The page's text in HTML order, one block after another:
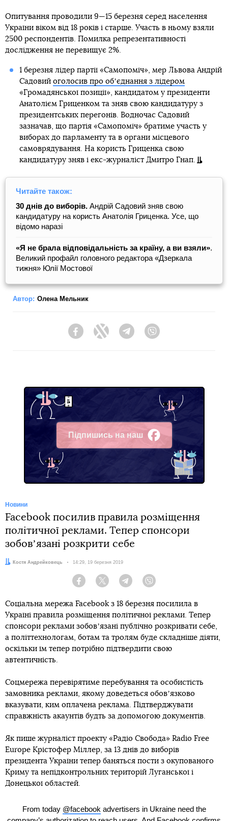
Опитування проводили 9—15 березня серед населення
України віком від 18 років і старше. Участь в ньому взяли
2500 респондентів. Помилка репрезентативності
дослідження не перевищує 2%.
1 березня лідер партії «Самопоміч», мер Львова Андрій
Садовий оголосив про обʼєднання з лідером
«Громадянської позиції», кандидатом у президенти
Анатолієм Гриценком та зняв свою кандидатуру з
президентських перегонів. Водночас Садовий
зазначав, що партія «Самопоміч» братиме участь у
виборах до парламенту та в органи місцевого
самоврядування. На користь Гриценка свою
кандидатуру зняв і екс-журналіст Дмитро Гнап.
Читайте також:
30 днів до виборів. Андрій Садовий зняв свою
кандидатуру на користь Анатолія Гриценка. Усе, що
відомо наразі
«Я не брала відповідальність за країну, а ви взяли».
Великий профайл головного редактора «Дзеркала
тижня» Юлії Мостової
Автор: Олена Мельник
FacebookTwitter Telegram
Підпишись на наш
Facebook
Новини
Facebook посилив правила розміщення
політичної реклами. Тепер спонсори
зобовʼязані розкрити себе
Автор:Костя Андрейковець Дата:
14:29, 19 березня 2019
Facebook Twitter Telegram
Соціальна мережа Facebook з 18 березня посилила в
Україні правила розміщення політичної реклами. Тепер
спонсори реклами зобовʼязані публічно розкривати себе,
а політтехнологам, ботам та тролям буде складніше діяти,
оскільки їм тепер потрібно підтвердити свою
автентичність.
Соцмережа перевірятиме перебування та особистість
замовника реклами, якому доведеться обовʼязково
вказувати, ким оплачена реклама. Підтверджувати
справжність акаунтів будть за допомогою документів.
Як пише журналіст проекту «Радіо Свобода» Radio Free
Europe Крістофер Міллер, за 13 днів до виборів
президента України тепер баняться пости з окупованого
Криму та непідконтрольних територій Луганської і
Донецької областей.
From today @facebook advertisers in Ukraine need the